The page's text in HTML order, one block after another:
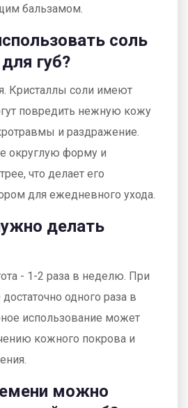
бальзамом.
соль
губ?
Кристаллы соли имеют
повредить нежную кожу
и раздражение.
округлую форму и
что делает его
для ежедневного ухода.
делать
- 1-2 раза в неделю. При
одного раза в
использование может
кожного покрова и
можно